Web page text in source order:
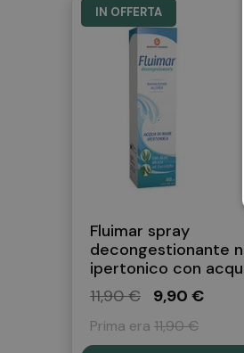
Fluimar spray
decongestionante
ipertonico con
IN OFFERTA
11,90 € 9,90 €
Prima era 11,90 €